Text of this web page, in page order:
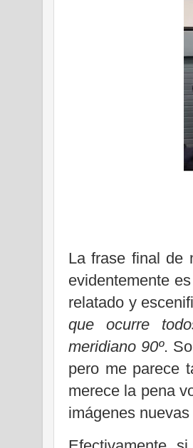
La frase final de
evidentemente
relatado y
que ocurre
meridiano 90º.
pero me parece
merece la pena
imágenes